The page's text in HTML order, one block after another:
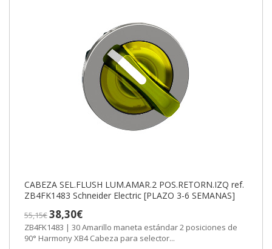
CABEZA SEL.FLUSH LUM.AMAR.2 POS.RETORN.IZQ ref.
ZB4FK1483 Schneider Electric [PLAZO 3-6 SEMANAS]
55,15€38,30€
ZB4FK1483 | 30 Amarillo maneta estándar 2 posiciones de
90° Harmony XB4 Cabeza para selector...